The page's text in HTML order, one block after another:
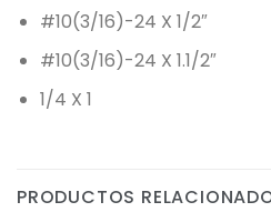
#10(3/16)-24 X 1/2″
#10(3/16)-24 X 1.1/2″
1/4 X 1
PRODUCTOS